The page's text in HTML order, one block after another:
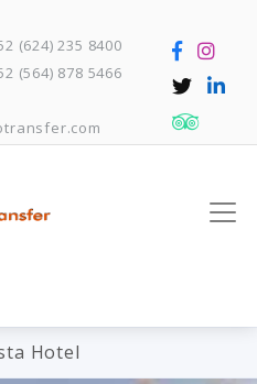
(624) 235 8400
(564) 878 5466
Hotel